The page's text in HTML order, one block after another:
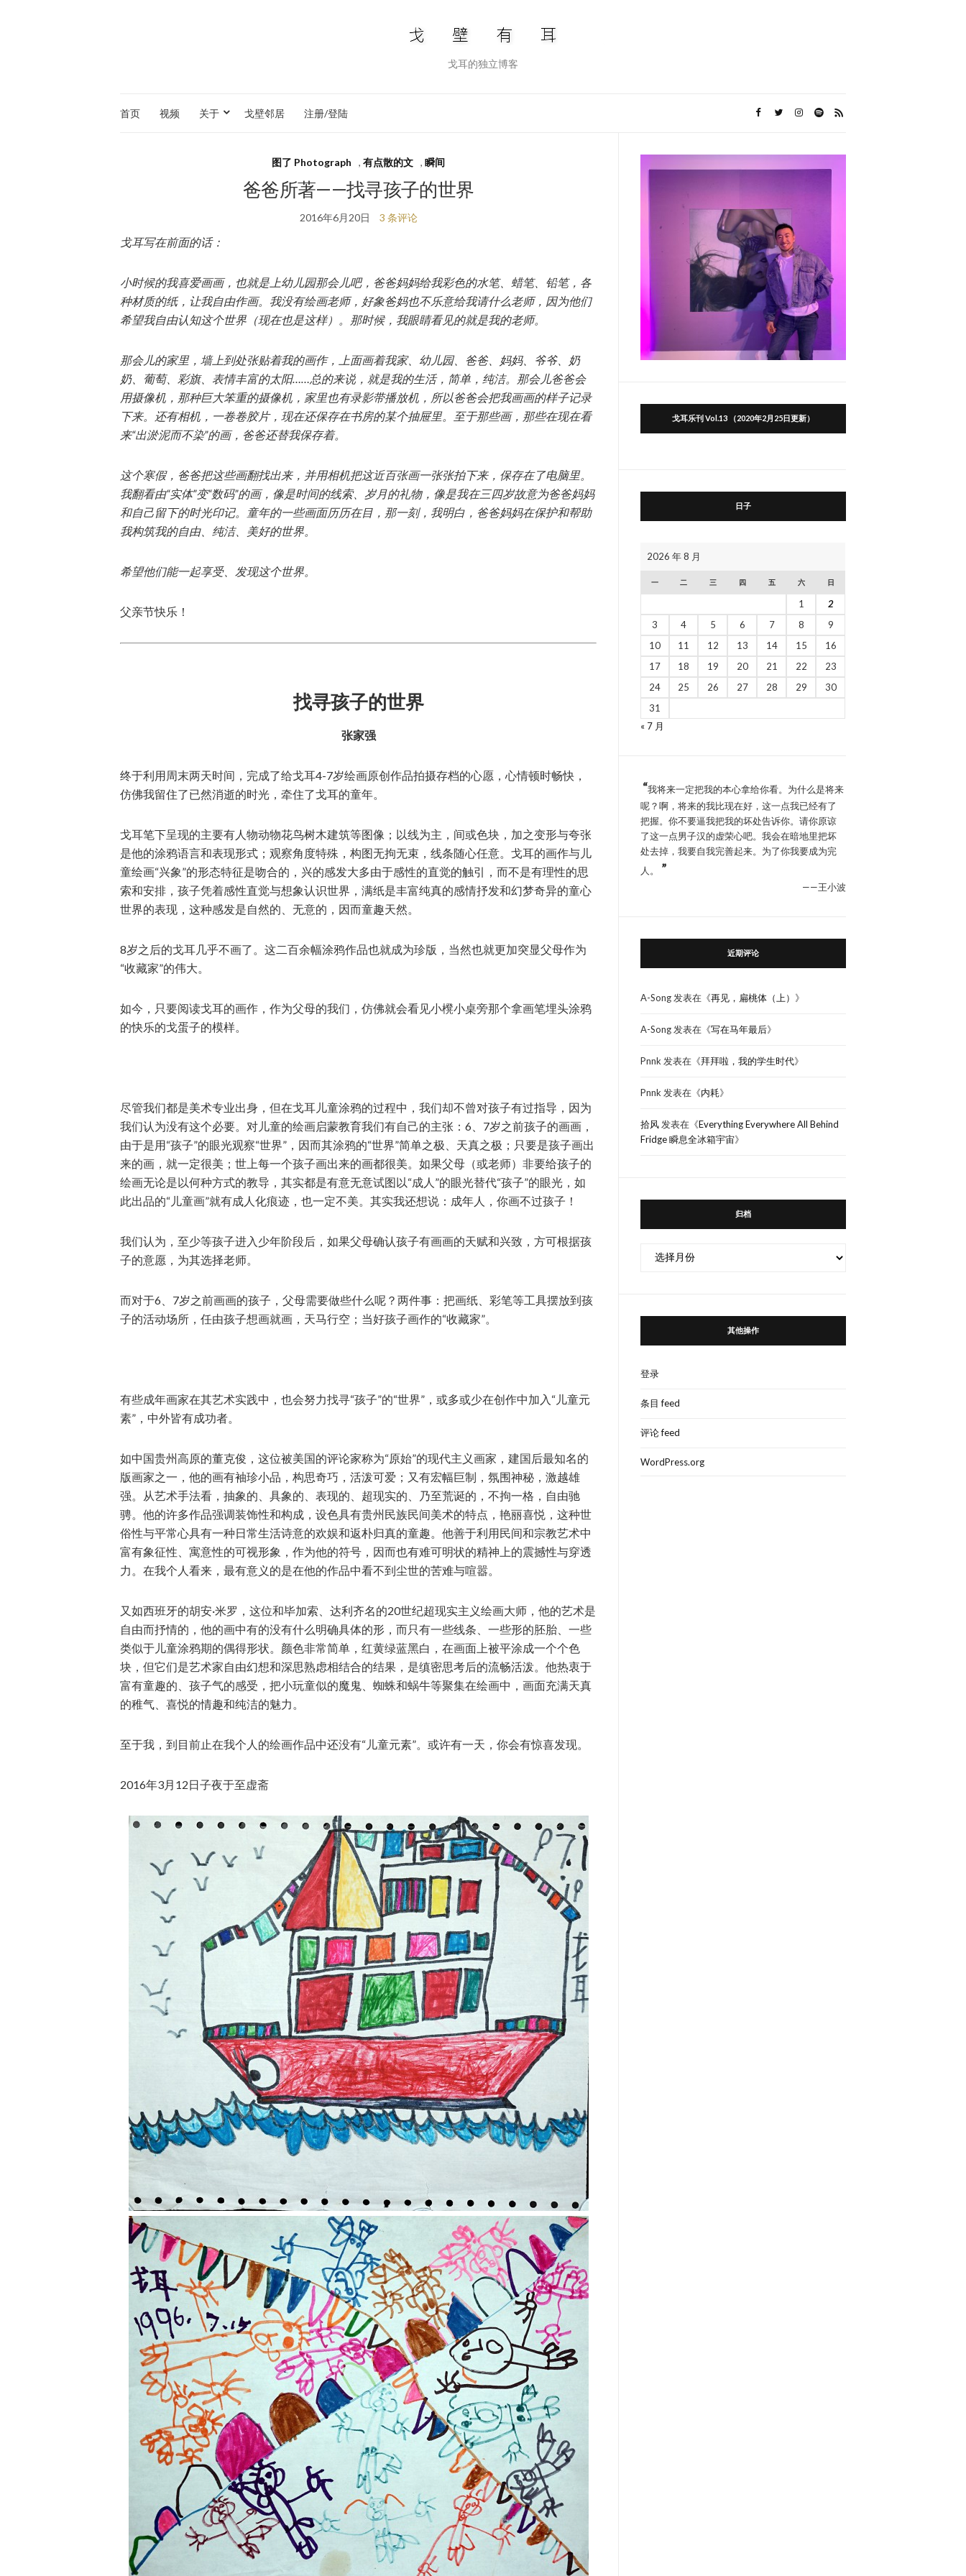
戈耳的独立博客
首页 视频 关于 戈壁邻居 注册/登陆
图了 Photograph ,有点散的文 ,瞬间
爸爸所著——找寻孩子的世界
2016年6月20日 3 条评论
戈耳写在前面的话：
小时候的我喜爱画画，也就是上幼儿园那会儿吧，爸爸妈妈给我彩色的水笔、蜡笔、铅笔，各
种材质的纸，让我自由作画。我没有绘画老师，好象爸妈也不乐意给我请什么老师，因为他们
希望我自由认知这个世界（现在也是这样）。那时候，我眼睛看见的就是我的老师。
那会儿的家里，墙上到处张贴着我的画作，上面画着我家、幼儿园、爸爸、妈妈、爷爷、奶
奶、葡萄、彩旗、表情丰富的太阳……总的来说，就是我的生活，简单，纯洁。那会儿爸爸会
用摄像机，那种巨大笨重的摄像机，家里也有录影带播放机，所以爸爸会把我画画的样子记录
下来。还有相机，一卷卷胶片，现在还保存在书房的某个抽屉里。至于那些画，那些在现在看
来“出淤泥而不染”的画，爸爸还替我保存着。
这个寒假，爸爸把这些画翻找出来，并用相机把这近百张画一张张拍下来，保存在了电脑里。
我翻看由“实体”变“数码”的画，像是时间的线索、岁月的礼物，像是我在三四岁故意为爸爸妈妈
和自己留下的时光印记。童年的一些画面历历在目，那一刻，我明白，爸爸妈妈在保护和帮助
我构筑我的自由、纯洁、美好的世界。
希望他们能一起享受、发现这个世界。
父亲节快乐！
找寻孩子的世界
张家强
终于利用周末两天时间，完成了给戈耳4-7岁绘画原创作品拍摄存档的心愿，心情顿时畅快，
仿佛我留住了已然消逝的时光，牵住了戈耳的童年。
戈耳笔下呈现的主要有人物动物花鸟树木建筑等图像；以线为主，间或色块，加之变形与夸张
是他的涂鸦语言和表现形式；观察角度特殊，构图无拘无束，线条随心任意。戈耳的画作与儿
童绘画“兴象”的形态特征是吻合的，兴的感发大多由于感性的直觉的触引，而不是有理性的思
索和安排，孩子凭着感性直觉与想象认识世界，满纸是丰富纯真的感情抒发和幻梦奇异的童心
世界的表现，这种感发是自然的、无意的，因而童趣天然。
8岁之后的戈耳几乎不画了。这二百余幅涂鸦作品也就成为珍版，当然也就更加突显父母作为
“收藏家”的伟大。
如今，只要阅读戈耳的画作，作为父母的我们，仿佛就会看见小櫈小桌旁那个拿画笔埋头涂鸦
的快乐的戈蛋子的模样。
尽管我们都是美术专业出身，但在戈耳儿童涂鸦的过程中，我们却不曾对孩子有过指导，因为
我们认为没有这个必要。对儿童的绘画启蒙教育我们有自己的主张：6、7岁之前孩子的画画，
由于是用“孩子”的眼光观察“世界”，因而其涂鸦的“世界”简单之极、天真之极；只要是孩子画出
来的画，就一定很美；世上每一个孩子画出来的画都很美。如果父母（或老师）非要给孩子的
绘画无论是以何种方式的教导，其实都是有意无意试图以“成人”的眼光替代“孩子”的眼光，如
此出品的“儿童画”就有成人化痕迹，也一定不美。其实我还想说：成年人，你画不过孩子！
我们认为，至少等孩子进入少年阶段后，如果父母确认孩子有画画的天赋和兴致，方可根据孩
子的意愿，为其选择老师。
而对于6、7岁之前画画的孩子，父母需要做些什么呢？两件事：把画纸、彩笔等工具摆放到孩
子的活动场所，任由孩子想画就画，天马行空；当好孩子画作的“收藏家”。
有些成年画家在其艺术实践中，也会努力找寻“孩子”的“世界”，或多或少在创作中加入“儿童元
素”，中外皆有成功者。
如中国贵州高原的董克俊，这位被美国的评论家称为“原始”的现代主义画家，建国后最知名的
版画家之一，他的画有袖珍小品，构思奇巧，活泼可爱；又有宏幅巨制，氛围神秘，激越雄
强。从艺术手法看，抽象的、具象的、表现的、超现实的、乃至荒诞的，不拘一格，自由驰
骋。他的许多作品强调装饰性和构成，设色具有贵州民族民间美术的特点，艳丽喜悦，这种世
俗性与平常心具有一种日常生活诗意的欢娱和返朴归真的童趣。他善于利用民间和宗教艺术中
富有象征性、寓意性的可视形象，作为他的符号，因而也有难可明状的精神上的震撼性与穿透
力。在我个人看来，最有意义的是在他的作品中看不到尘世的苦难与喧嚣。
又如西班牙的胡安·米罗，这位和毕加索、达利齐名的20世纪超现实主义绘画大师，他的艺术是
自由而抒情的，他的画中有的没有什么明确具体的形，而只有一些线条、一些形的胚胎、一些
类似于儿童涂鸦期的偶得形状。颜色非常简单，红黄绿蓝黑白，在画面上被平涂成一个个色
块，但它们是艺术家自由幻想和深思熟虑相结合的结果，是缜密思考后的流畅活泼。他热衷于
富有童趣的、孩子气的感受，把小玩童似的魔鬼、蜘蛛和蜗牛等聚集在绘画中，画面充满天真
的稚气、喜悦的情趣和纯洁的魅力。
至于我，到目前止在我个人的绘画作品中还没有“儿童元素”。或许有一天，你会有惊喜发现。
2016年3月12日子夜于至虚斋
戈耳乐刊 Vol.13 （2020年2月25日更新）
日子
2026 年 8 月
一 二 三 四 五 六 日
1
2
3
4 5 6 7 8
9
10
11 12 13 14 15
16
17
18 19 20 21 22
23
24
25 26 27 28 29
30
31
« 7 月
“我将来一定把我的本心拿给你看。为什么是将来
呢？啊，将来的我比现在好，这一点我已经有了
把握。你不要逼我把我的坏处告诉你。请你原谅
了这一点男子汉的虚荣心吧。我会在暗地里把坏
处去掉，我要自我完善起来。为了你我要成为完
人。
”
——王小波
近期评论
A-Song 发表在《再见，扁桃体（上） 》
A-Song 发表在《写在马年最后》
Pnnk 发表在《拜拜啦，我的学生时代》
Pnnk 发表在《内耗》
拾风 发表在《Everything Everywhere All Behind
Fridge 瞬息全冰箱宇宙》
归档
其他操作
登录
条目 feed
评论 feed
WordPress.org